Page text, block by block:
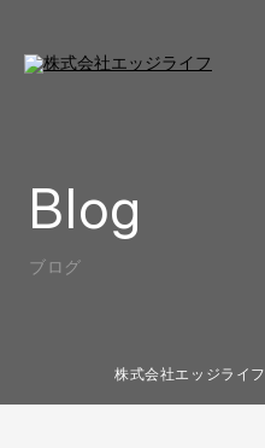
Blog
ブログ
株式会社エッジライフ